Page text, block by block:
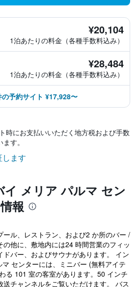
¥20,104
1泊あたりの料金（各種手数料込み）
¥28,484
1泊あたりの料金（各種手数料込み）
予約サイト ¥17,928〜
時にお支払いいただく地方税および手数
す。
します
イ メリア パルマ セン
報
ール、レストラン、および2 か所のバー /
の他に、敷地内には24 時間営業のフィッ
ドバー、およびサウナがあります。 イン
センターには、ミニバー (無料アイテ
る 101 室の客室があります。50 インチ
チャンネルをご覧いただけます。 バス